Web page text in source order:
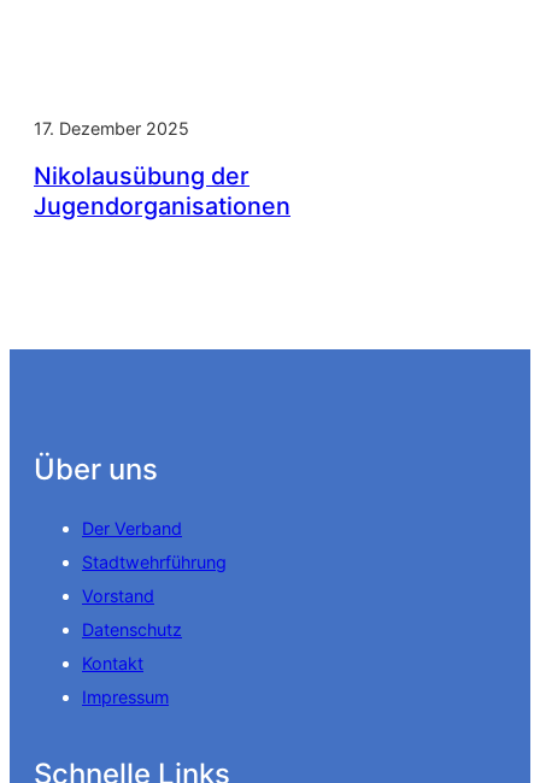
17. Dezember 2025
Nikolausübung der
Jugendorganisationen
Über uns
Der Verband
Stadtwehrführung
Vorstand
Datenschutz
Kontakt
Impressum
Schnelle Links